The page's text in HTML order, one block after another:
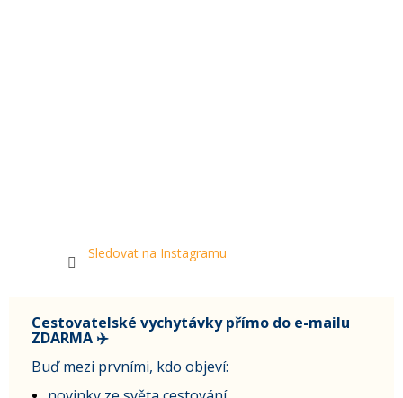
Sledovat na Instagramu
Cestovatelské vychytávky přímo do e-mailu
ZDARMA ✈️
Buď mezi prvními, kdo objeví: